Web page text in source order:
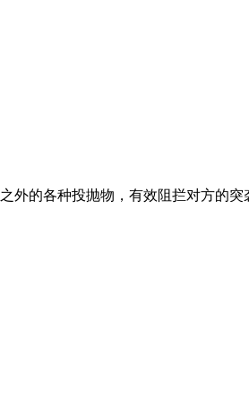
外的各种投抛物，有效阻拦对方的